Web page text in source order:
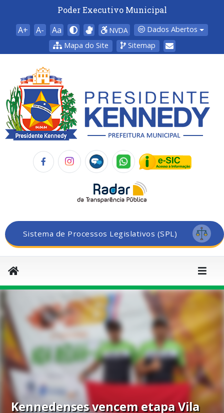
Poder Executivo Municipal
A+ A- Aa NVDA
Dados Abertos
Mapa do Site
Sitemap
Sistema de Processos Legislativos (SPL)
Kennedenses vencem etapa Vila